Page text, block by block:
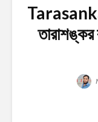
তারাশঙ্কর